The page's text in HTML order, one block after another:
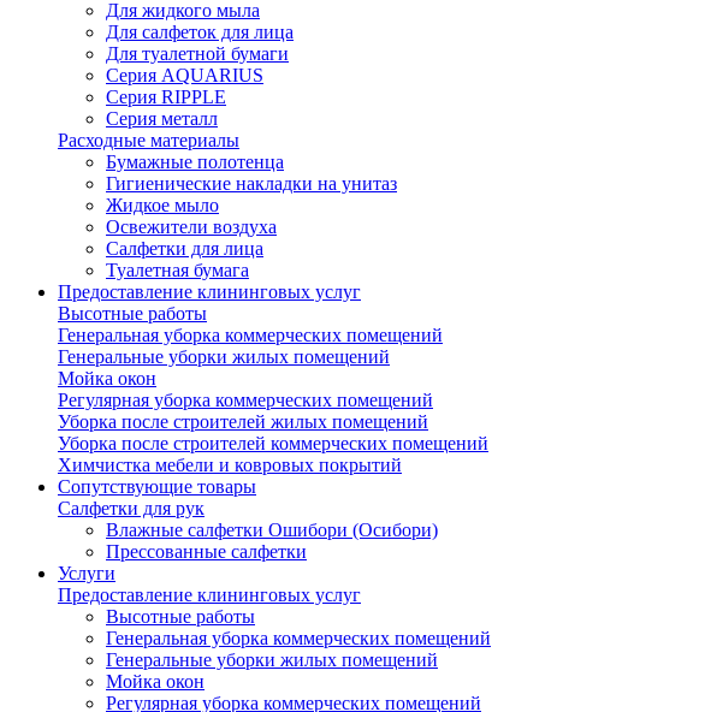
Для жидкого мыла
Для салфеток для лица
Для туалетной бумаги
Серия AQUARIUS
Серия RIPPLE
Серия металл
Расходные материалы
Бумажные полотенца
Гигиенические накладки на унитаз
Жидкое мыло
Освежители воздуха
Салфетки для лица
Туалетная бумага
Предоставление клининговых услуг
Высотные работы
Генеральная уборка коммерческих помещений
Генеральные уборки жилых помещений
Мойка окон
Регулярная уборка коммерческих помещений
Уборка после строителей жилых помещений
Уборка после строителей коммерческих помещений
Химчистка мебели и ковровых покрытий
Сопутствующие товары
Салфетки для рук
Влажные салфетки Ошибори (Осибори)
Прессованные салфетки
Услуги
Предоставление клининговых услуг
Высотные работы
Генеральная уборка коммерческих помещений
Генеральные уборки жилых помещений
Мойка окон
Регулярная уборка коммерческих помещений